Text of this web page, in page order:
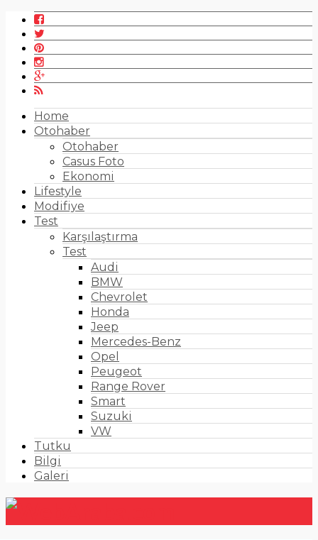
Home
Otohaber
Otohaber
Casus Foto
Ekonomi
Lifestyle
Modifiye
Test
Karşılaştırma
Test
Audi
BMW
Chevrolet
Honda
Jeep
Mercedes-Benz
Opel
Peugeot
Range Rover
Smart
Suzuki
VW
Tutku
Bilgi
Galeri